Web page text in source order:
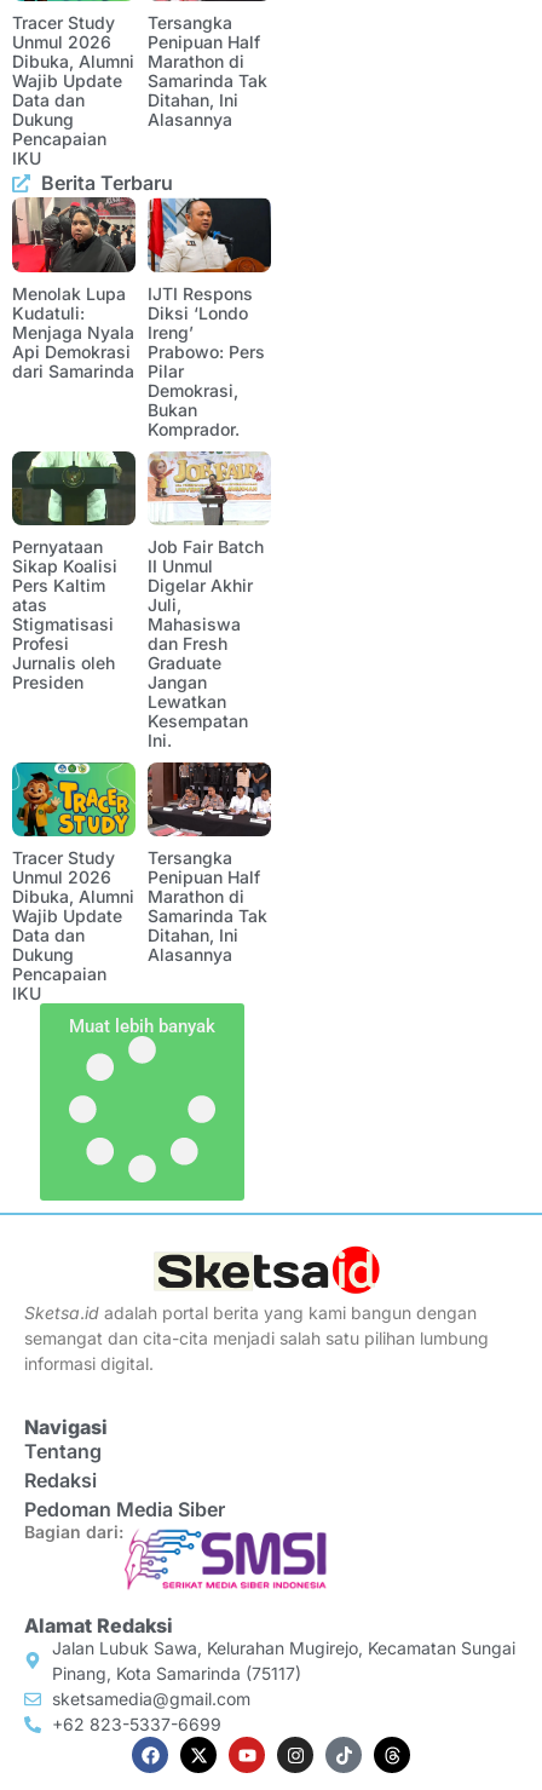
Tracer Study
Unmul 2026
Dibuka, Alumni
Wajib Update
Data dan
Dukung
Pencapaian
IKU
Tersangka
Penipuan Half
Marathon di
Samarinda Tak
Ditahan, Ini
Alasannya
Berita Terbaru
Menolak Lupa
Kudatuli:
Menjaga Nyala
Api Demokrasi
dari Samarinda
IJTI Respons
Diksi ‘Londo
Ireng’
Prabowo: Pers
Pilar
Demokrasi,
Bukan
Komprador.
Pernyataan
Sikap Koalisi
Pers Kaltim
atas
Stigmatisasi
Profesi
Jurnalis oleh
Presiden
Job Fair Batch
II Unmul
Digelar Akhir
Juli,
Mahasiswa
dan Fresh
Graduate
Jangan
Lewatkan
Kesempatan
Ini.
Tracer Study
Unmul 2026
Dibuka, Alumni
Wajib Update
Data dan
Dukung
Pencapaian
IKU
Tersangka
Penipuan Half
Marathon di
Samarinda Tak
Ditahan, Ini
Alasannya
Muat lebih banyak
Sketsa.id adalah portal berita yang kami bangun dengan
semangat dan cita-cita menjadi salah satu pilihan lumbung
informasi digital.
Navigasi
Tentang
Redaksi
Pedoman Media Siber
Bagian dari:
Alamat Redaksi
Jalan Lubuk Sawa, Kelurahan Mugirejo, Kecamatan Sungai
Pinang, Kota Samarinda (75117)
sketsamedia@gmail.com
+62 823-5337-6699